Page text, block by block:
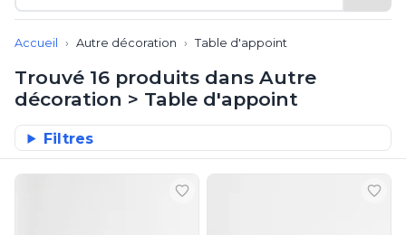
Contemporain
Applique
Eclairage tableau
Lampadaire
Lampe de table
Lampe sans fil
Lustre
Accueil Autre décoration Table d'appoint
Trouvé 16 produits dans Autre
décoration > Table d'appoint
Tous nos produits de la gamme
Filtres